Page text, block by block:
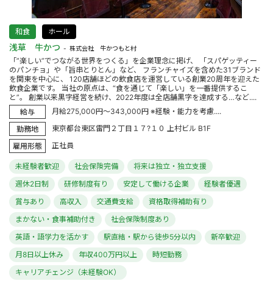
和食 ホール
浅草 牛かつ 株式会社 牛かつもと村
「”楽しい”でつながる世界をつくる」を企業理念に掲げ、 「スパゲッティー
のパンチョ」や「旨串とりとん」など、 フランチャイズを含めた31ブランド
を関東を中心に、 120店舗ほどの飲食店を運営している創業20周年を迎えた
飲食企業です。 当社の原点は、“食を通じて「楽しい」を一番提供するこ
と”。 創業以来黒字経営を続け、2022年度は全店舗黒字を達成する…など....
給与
月給275,000円～343,000円 ※経験・能力を考慮....
勤務地
東京都台東区雷門２丁目１７?１０ 上村ビル B1F
雇用形態
正社員
未経験者歓迎 社会保険完備
将来は独立・独立支援
週休2日制
研修制度有り 安定して働ける企業
経験者優遇
賞与あり
高収入 交通費支給
資格取得補助有り
まかない・食事補助付き
社会保険制度あり
英語・語学力を活かす
駅直結・駅から徒歩5分以内
新卒歓迎
月8日以上休み
年収400万円以上
時短勤務
キャリアチェンジ（未経験OK）